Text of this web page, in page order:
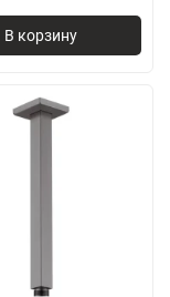
В корзину